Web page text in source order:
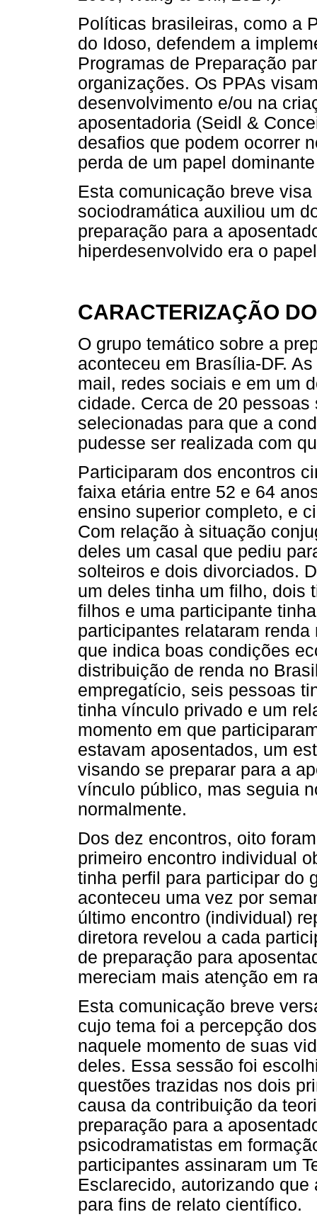
Políticas brasileiras, como a
do Idoso, defendem a
Programas de Preparação
organizações. Os PPAs
desenvolvimento e/ou na
aposentadoria (Seidl &
desafios que podem ocorrer
perda de um papel
Esta comunicação breve
sociodramática auxiliou um
preparação para a
hiperdesenvolvido era o
CARACTERIZAÇÃO
O grupo temático sobre a
aconteceu em Brasília-DF.
mail, redes sociais e em um
cidade. Cerca de 20
selecionadas para que a
pudesse ser realizada com
Participaram dos encontros
faixa etária entre 52 e 64
ensino superior completo, e
Com relação à situação
deles um casal que pediu
solteiros e dois divorciados.
um deles tinha um filho, dois
filhos e uma participante
participantes relataram
que indica boas condições
distribuição de renda no
empregatício, seis pessoas
tinha vínculo privado e um
momento em que
estavam aposentados, um
visando se preparar para a
vínculo público, mas seguia
normalmente.
Dos dez encontros, oito
primeiro encontro individual
tinha perfil para participar do
aconteceu uma vez por
último encontro (individual)
diretora revelou a cada
de preparação para
mereciam mais atenção em
Esta comunicação breve
cujo tema foi a percepção
naquele momento de suas
deles. Essa sessão foi
questões trazidas nos dois
causa da contribuição da
preparação para a
psicodramatistas em
participantes assinaram um
Esclarecido, autorizando
para fins de relato científico.